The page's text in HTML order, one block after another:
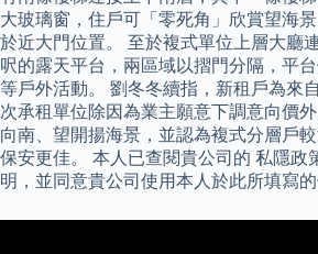
大玻璃窗，住戶可「零死角」欣賞望海
於近大門位置。 至於複式單位上層大廳
呎的露天平台，兩區域以摺門分隔，平
等戶外活動。 劉冬冬續指，新租戶為來
次承租單位除因為業主願意下調意向價
向南、望開揚海景，並認為複式分層戶
保安更佳。 本人已查閱貴公司的 私隱政
明，並同意貴公司使用本人於此所填寫